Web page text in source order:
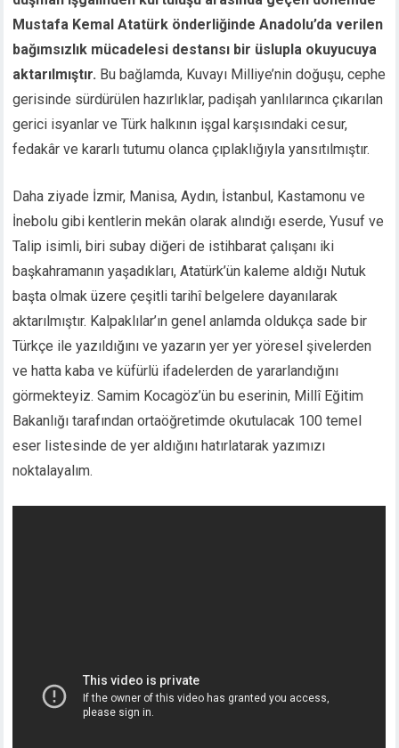
Mustafa Kemal Atatürk önderliğinde Anadolu’da verilen
bağımsızlık mücadelesi destansı bir üslupla okuyucuya
aktarılmıştır. Bu bağlamda, Kuvayı Milliye’nin doğuşu, cephe
gerisinde sürdürülen hazırlıklar, padişah yanlılarınca çıkarılan
gerici isyanlar ve Türk halkının işgal karşısındaki cesur,
fedakâr ve kararlı tutumu olanca çıplaklığıyla yansıtılmıştır.
Daha ziyade İzmir, Manisa, Aydın, İstanbul, Kastamonu ve
İnebolu gibi kentlerin mekân olarak alındığı eserde, Yusuf ve
Talip isimli, biri subay diğeri de istihbarat çalışanı iki
başkahramanın yaşadıkları, Atatürk’ün kaleme aldığı Nutuk
başta olmak üzere çeşitli tarihî belgelere dayanılarak
aktarılmıştır. Kalpaklılar’ın genel anlamda oldukça sade bir
Türkçe ile yazıldığını ve yazarın yer yer yöresel şivelerden
ve hatta kaba ve küfürlü ifadelerden de yararlandığını
görmekteyiz. Samim Kocagöz’ün bu eserinin, Millî Eğitim
Bakanlığı tarafından ortaöğretimde okutulacak 100 temel
eser listesinde de yer aldığını hatırlatarak yazımızı
noktalayalım.